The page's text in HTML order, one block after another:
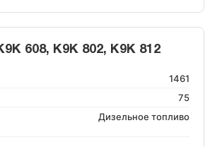
608, K9K 802, K9K 812
1461
75
Дизельное топливо